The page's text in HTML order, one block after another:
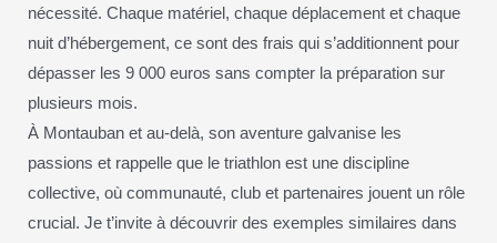
nécessité. Chaque matériel, chaque déplacement et chaque
nuit d’hébergement, ce sont des frais qui s’additionnent pour
dépasser les 9 000 euros sans compter la préparation sur
plusieurs mois.
À Montauban et au-delà, son aventure galvanise les
passions et rappelle que le triathlon est une discipline
collective, où communauté, club et partenaires jouent un rôle
crucial. Je t’invite à découvrir des exemples similaires dans